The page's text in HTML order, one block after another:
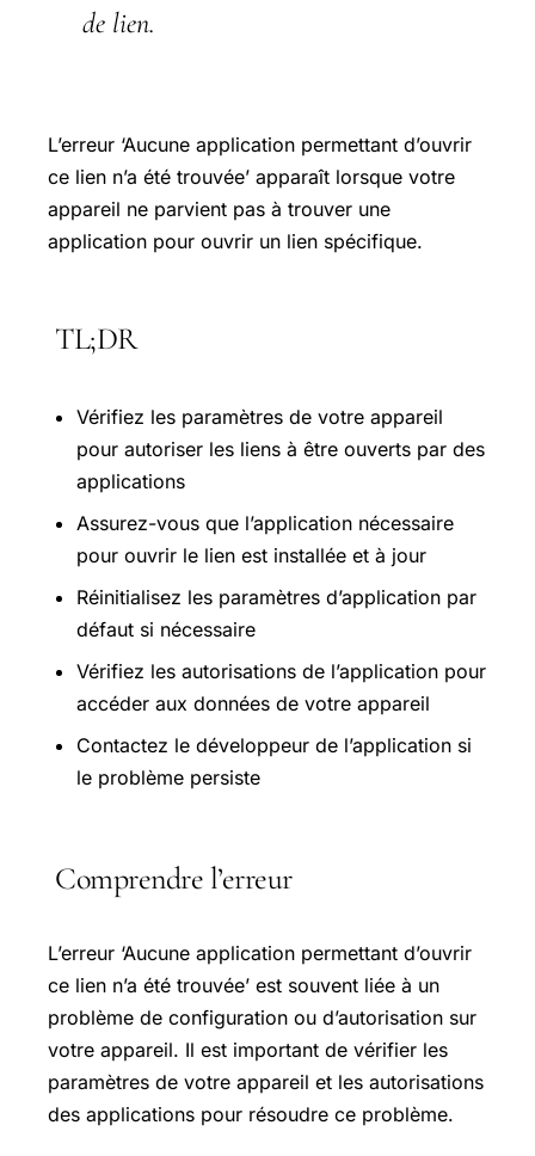
de lien.
L’erreur ‘Aucune application permettant d’ouvrir
ce lien n’a été trouvée’ apparaît lorsque votre
appareil ne parvient pas à trouver une
application pour ouvrir un lien spécifique.
TL;DR
Vérifiez les paramètres de votre appareil
pour autoriser les liens à être ouverts par des
applications
Assurez-vous que l’application nécessaire
pour ouvrir le lien est installée et à jour
Réinitialisez les paramètres d’application par
défaut si nécessaire
Vérifiez les autorisations de l’application pour
accéder aux données de votre appareil
Contactez le développeur de l’application si
le problème persiste
Comprendre l’erreur
L’erreur ‘Aucune application permettant d’ouvrir
ce lien n’a été trouvée’ est souvent liée à un
problème de configuration ou d’autorisation sur
votre appareil. Il est important de vérifier les
paramètres de votre appareil et les autorisations
des applications pour résoudre ce problème.